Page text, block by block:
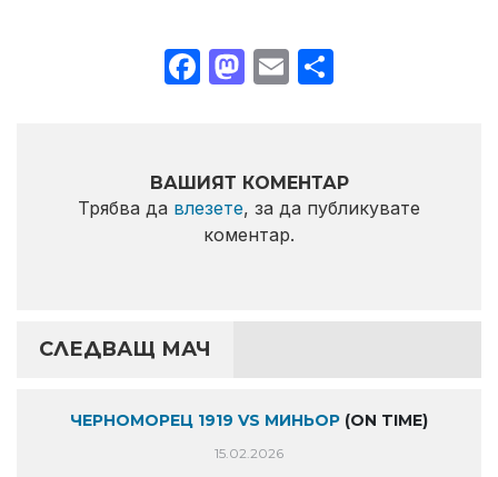
Facebook
Mastodon
Email
ВАШИЯТ КОМЕНТАР
Трябва да влезете, за да публикувате
коментар.
СЛЕДВАЩ МАЧ
ЧЕРНОМОРЕЦ 1919 VS МИНЬОР (ON TIME)
15.02.2026